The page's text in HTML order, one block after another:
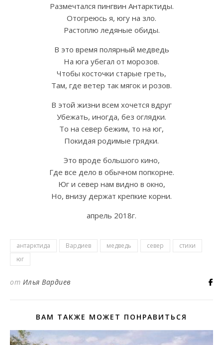
Размечтался пингвин Антарктиды.
Отогреюсь я, югу на зло.
Растоплю ледяные обиды.
В это время полярный медведь
На юга убегал от морозов.
Чтобы косточки старые греть,
Там, где ветер так мягок и розов.
В этой жизни всем хочется вдруг
Убежать, иногда, без оглядки.
То на север бежим, то на юг,
Покидая родимые грядки.
Это вроде большого кино,
Где все дело в обычном попкорне.
Юг и север нам видно в окно,
Но, внизу держат крепкие корни.
апрель 2018г.
антарктида Вардиев медведь север
стихи
юг
от Илья Вардиев
ВАМ ТАКЖЕ МОЖЕТ ПОНРАВИТЬСЯ